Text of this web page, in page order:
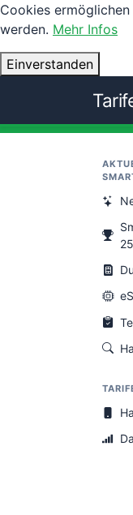
Cookies
werden. Mehr Infos
Einverstanden
25